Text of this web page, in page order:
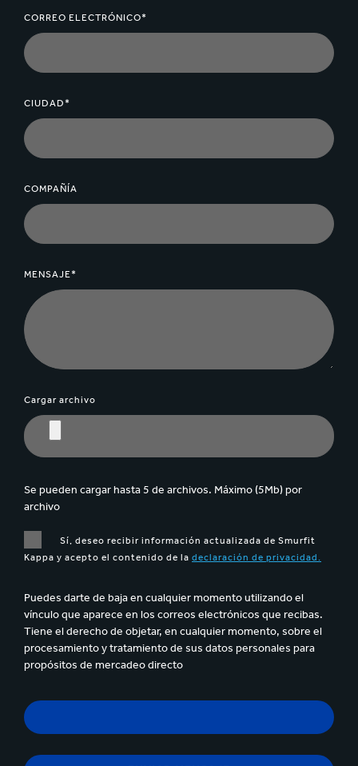
CORREO ELECTRÓNICO*
CIUDAD*
COMPAÑÍA
MENSAJE*
Cargar archivo
Se pueden cargar hasta 5 de archivos. Máximo (5Mb) por
archivo
Sí, deseo recibir información actualizada de Smurfit
Kappa y acepto el contenido de la declaración de privacidad.
Puedes darte de baja en cualquier momento utilizando el
vínculo que aparece en los correos electrónicos que recibas.
Tiene el derecho de objetar, en cualquier momento, sobre el
procesamiento y tratamiento de sus datos personales para
propósitos de mercadeo directo